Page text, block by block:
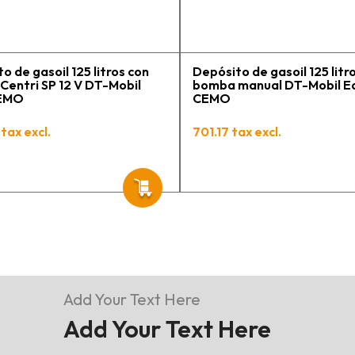
de gasoil 125 litros con
SP 12 V DT-Mobil
excl.
Depósito de gasoil 125
bomba manual DT-Mobil
CEMO
701.17 tax excl.
Add Your Text Here
Add Your Text Here